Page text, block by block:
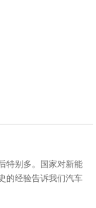
特别多。国家对新能
的经验告诉我们汽车